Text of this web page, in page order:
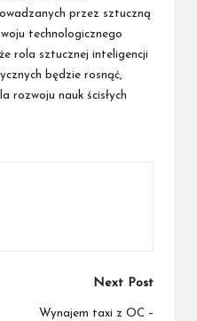
przez sztuczną
technologicznego
rola sztucznej inteligencji
będzie rosnąć,
rozwoju nauk ścisłych
Next Post
Wynajem taxi z OC –